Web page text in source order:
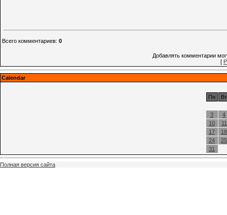
Всего комментариев: 0
Добавлять комментарии
[
Calendar
Пн Вт
3
4
10
11
17
18
24
25
31
Полная версия сайта